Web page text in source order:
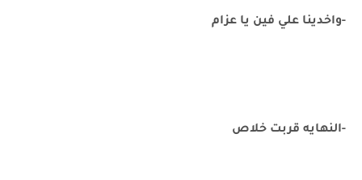
-واخدينا علي فين يا عزام
-النهايه قربت خلاص